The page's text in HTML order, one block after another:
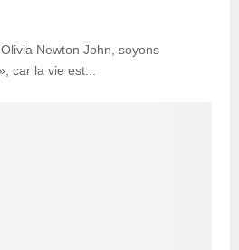
Newton John, soyons
car la vie est...